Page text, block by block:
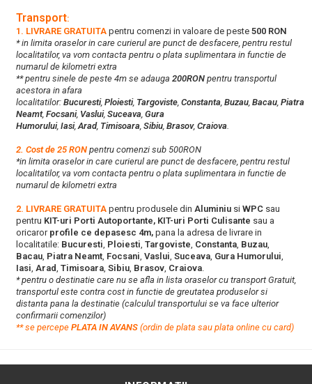
Transport:
1. LIVRARE GRATUITA pentru comenzi in valoare de peste 500 RON
* in limita oraselor in care curierul are punct de desfacere, pentru restul
localitatilor, va vom contacta pentru o plata suplimentara in functie de
numarul de kilometri extra
** pentru sinele de peste 4m se adauga 200RON pentru transportul
acestora in afara
localitatilor: Bucuresti, Ploiesti, Targoviste, Constanta, Buzau, Bacau, Piatra
Neamt, Focsani, Vaslui, Suceava, Gura
Humorului, Iasi,Arad, Timisoara, Sibiu, Brasov, Craiova.
2. Cost de 25 RON pentru comenzi sub 500RON
*in limita oraselor in care curierul are punct de desfacere, pentru restul
localitatilor, va vom contacta pentru o plata suplimentara in functie de
numarul de kilometri extra
2. LIVRARE GRATUITA pentru produsele din Aluminiu si WPC sau
pentru KIT-uri Porti Autoportante, KIT-uri Porti Culisante sau a
oricarorprofile ce depasesc 4m, pana la adresa de livrare in
localitatile: Bucuresti, Ploiesti, Targoviste, Constanta, Buzau,
Bacau, Piatra Neamt, Focsani, Vaslui, Suceava, Gura Humorului,
Iasi, Arad, Timisoara, Sibiu, Brasov, Craiova.
* pentru o destinatie care nu se afla in lista oraselor cu transport Gratuit,
transportul este contra cost in functie de greutatea produselor si
distanta pana la destinatie (calculul transportului se va face ulterior
confirmarii comenzilor)
**se percepe PLATA IN AVANS (ordin de plata sau plata online cu card)